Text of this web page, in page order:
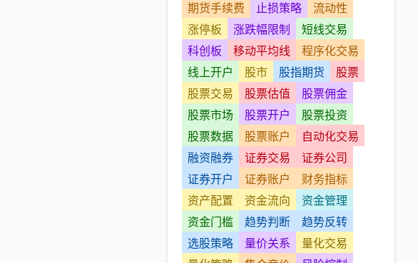
期货手续费
止损策略
流动性
涨停板
涨跌幅限制
短线交易
科创板
移动平均线
程序化交易
线上开户
股市 股指期货
股票
股票交易
股票估值
股票佣金
股票市场
股票开户
股票投资
股票数据
股票账户
自动化交易
融资融券
证券交易
证券公司
证券开户
证券账户
财务指标
资产配置
资金流向
资金管理
资金门槛
趋势判断
趋势反转
选股策略
量价关系
量化交易